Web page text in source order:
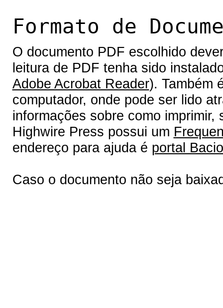
Formato de
O documento PDF escolhido
leitura de PDF tenha sido
Adobe Acrobat Reader). Também
computador, onde pode ser lido
informações sobre como
Highwire Press possui um
endereço para ajuda é portal
Caso o documento não seja